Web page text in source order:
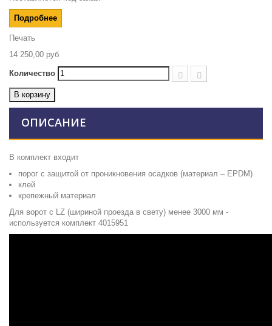
Подробнее
Печать
14 250,00 руб
Количество
В корзину
ОПИСАНИЕ
В комплект входит
порог с защитой от проникновения осадков (материал – EPDM)
клей
крепежный материал
Для ворот с LZ (шириной проезда в свету) менее 3000 мм -
используется комплект 4015951